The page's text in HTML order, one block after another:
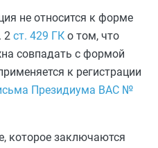
не относится к форме
2 ст. 429 ГК о том, что
совпадать с формой
к регистрации
Президиума ВАС №
которое заключаются